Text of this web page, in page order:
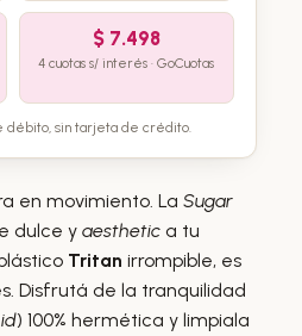
$7.498
4 cuotas s/ interés · GoCuotas
débito, sin tarjeta de crédito.
en movimiento. La Sugar
dulce y aesthetic a tu
Tritan irrompible, es
Disfrutá de la tranquilidad
) 100% hermética y limpiala